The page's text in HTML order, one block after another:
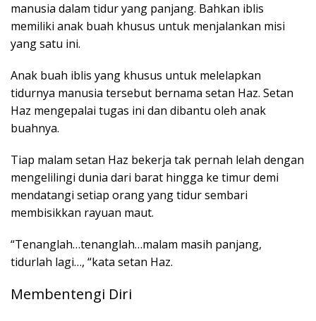
manusia dalam tidur yang panjang. Bahkan iblis
memiliki anak buah khusus untuk menjalankan misi
yang satu ini.
Anak buah iblis yang khusus untuk melelapkan
tidurnya manusia tersebut bernama setan Haz. Setan
Haz mengepalai tugas ini dan dibantu oleh anak
buahnya.
Tiap malam setan Haz bekerja tak pernah lelah dengan
mengelilingi dunia dari barat hingga ke timur demi
mendatangi setiap orang yang tidur sembari
membisikkan rayuan maut.
“Tenanglah…tenanglah…malam masih panjang,
tidurlah lagi…, “kata setan Haz.
Membentengi Diri